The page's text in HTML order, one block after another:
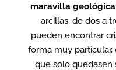
maravilla geológica.
arcillas, de dos a
pueden encontrar
forma muy
que solo quedasen